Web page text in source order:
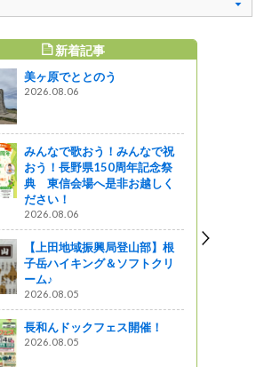
新着記事
美ヶ原でととのう
2026.08.06
みんなで歌おう！みんなで祝
おう！長野県150周年記念祭
典 東信会場へ是非お越しく
ださい！
2026.08.06
【上田地域振興局登山部】根
子岳ハイキング＆ソフトクリ
ーム♪
2026.08.05
長和んドックフェス開催！
2026.08.05